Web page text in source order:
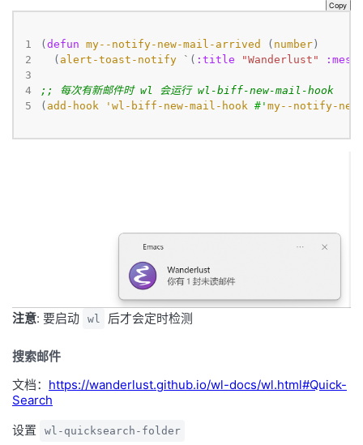
Copy
1
2
3
4
5
( defun my--notify-new-mail-arrived ( number
  (
alert-toast-notify ` ( :title "Wanderlust"
;; 每次有新邮件时 wl 会运行 wl-biff-new-mail-hook
( add-hook 'wl-biff-new-mail-hook #' my--notify-
注意: 要启动 wl 后才会定时检测
搜索邮件
文档： https://wanderlust.github.io/wl-docs/wl.html#Quick-
Search
设置
wl-quicksearch-folder